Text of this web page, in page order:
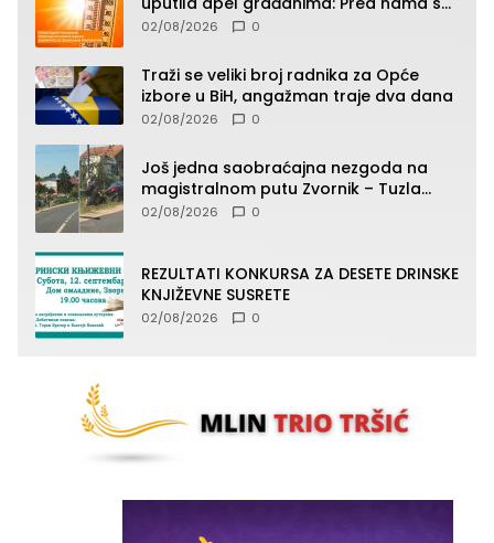
temperature do 40°C, oprez zbog
02/08/2026 0
Traži se veliki broj radnika za Opće
izbore u BiH, angažman traje dva dana
02/08/2026 0
Još jedna saobraćajna nezgoda na
magistralnom putu Zvornik – Tuzla
(FOTO)
02/08/2026 0
REZULTATI KONKURSA ZA DESETE DRINSKE
KNJIŽEVNE SUSRETE
02/08/2026 0